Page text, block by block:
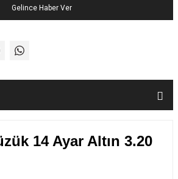
Gelince Haber Ver
14 Ayar Altın 3.20